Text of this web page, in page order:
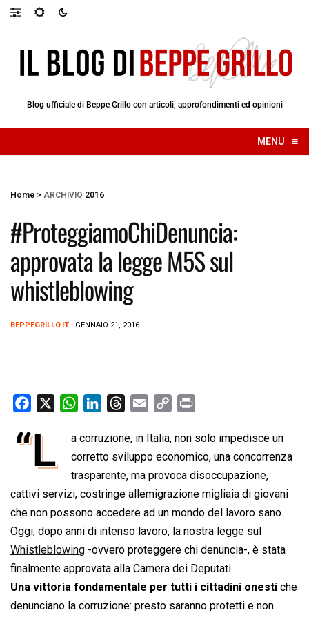
Blog ufficiale di Beppe Grillo con articoli, approfondimenti ed opinioni
MENU ≡
☰
Home > ARCHIVIO 2016
#ProteggiamoChiDenuncia:
approvata la legge M5S sul
whistleblowing
BEPPEGRILLO.IT - GENNAIO 21, 2016
c
o
o
k
W
a
t
s
A
p
p
n
k
e
d
I
n
r
e
a
d
s
a
i
l
p
y
L
i
n
k
i
n
t
“L
a corruzione, in Italia, non solo impedisce un
corretto sviluppo economico, una concorrenza
trasparente, ma provoca disoccupazione,
cattivi servizi, costringe allemigrazione migliaia di giovani
che non possono accedere ad un mondo del lavoro sano.
Oggi, dopo anni di intenso lavoro, la nostra legge sul
Whistleblowing -ovvero proteggere chi denuncia-, è stata
finalmente approvata alla Camera dei Deputati.
Una vittoria fondamentale per tutti i cittadini onesti che
denunciano la corruzione: presto saranno protetti e non